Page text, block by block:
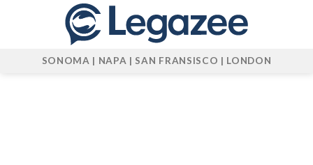
SONOMA | NAPA | SAN FRANSISCO | LONDON